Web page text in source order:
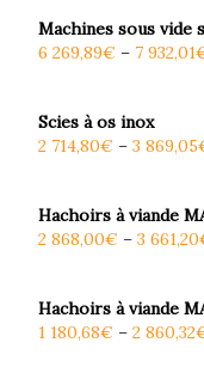
Machines sous vide
6 269,89€ – 7 932,01
Scies à os inox
2 714,80€ – 3 869,05
Hachoirs à viande
2 868,00€ – 3 661,20
Hachoirs à viande
1 180,68€ – 2 860,32